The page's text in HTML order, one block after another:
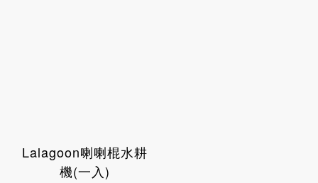
Lalagoon喇喇棍水耕
機(一入)